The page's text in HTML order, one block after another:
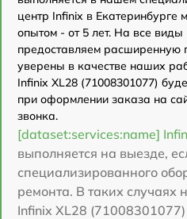
центр Infinix в Екатеринбурге
опытом - от 5 лет. На все виды
предоставляем расширенную
уверены в качестве наших
Infinix XL28 (71008301077)
при оформлении заказа на
звонка.
[dataset:services:name]
выполняется на выезде,
специализированного
ремонта. В таких случаях
Infinix XL28